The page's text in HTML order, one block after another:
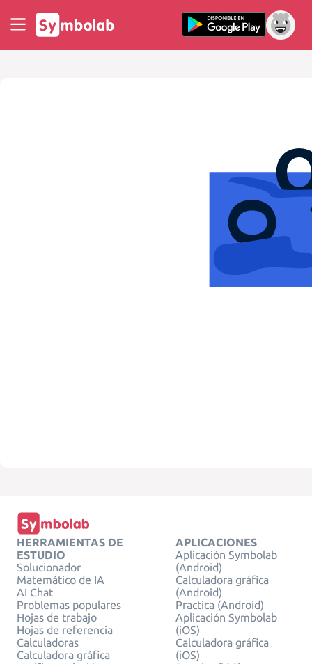
HERRAMIENTAS DE
ESTUDIO
Solucionador
Matemático de IA
AI Chat
Problemas populares
Hojas de trabajo
Hojas de referencia
Calculadoras
Calculadora gráfica
APLICACIONES
Aplicación Symbolab
(Android)
Calculadora gráfica
(Android)
Practica (Android)
Aplicación Symbolab
(iOS)
Calculadora gráfica
(iOS)